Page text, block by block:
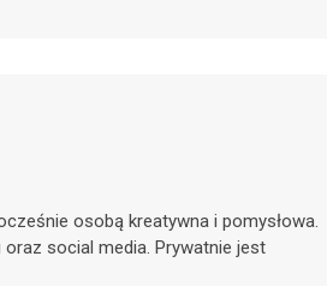
osobą kreatywna i pomysłowa.
social media. Prywatnie jest